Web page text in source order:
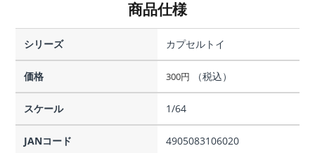
商品仕様
シリーズ カプセルトイ
価格 300円 （税込）
スケール 1/64
JANコード 4905083106020